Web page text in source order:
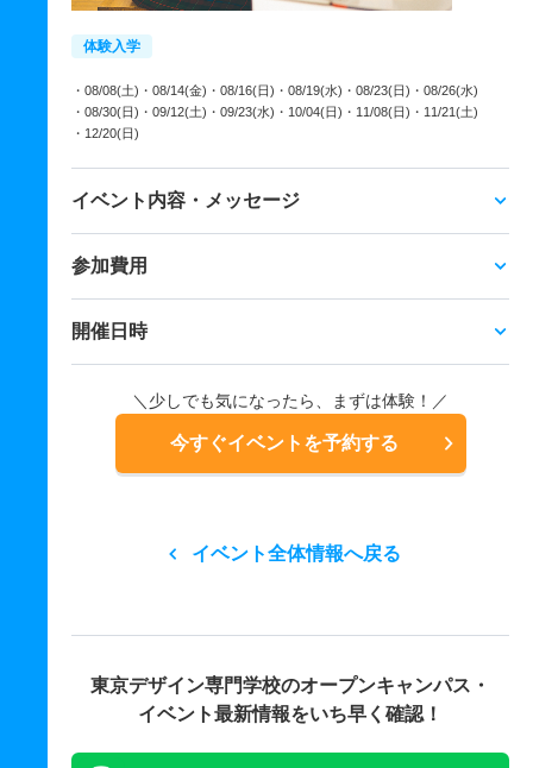
体験入学
・08/08(土) ・08/14(金) ・08/16(日) ・08/19(水) ・08/23(日) ・08/26(水)
・08/30(日) ・09/12(土) ・09/23(水) ・10/04(日) ・11/08(日) ・11/21(土)
・12/20(日)
イベント内容・メッセージ
参加費用
開催日時
＼少しでも気になったら、まずは体験！／
今すぐイベントを予約する
イベント全体情報へ戻る
東京デザイン専門学校のオープンキャンパス・
イベント最新情報をいち早く確認！